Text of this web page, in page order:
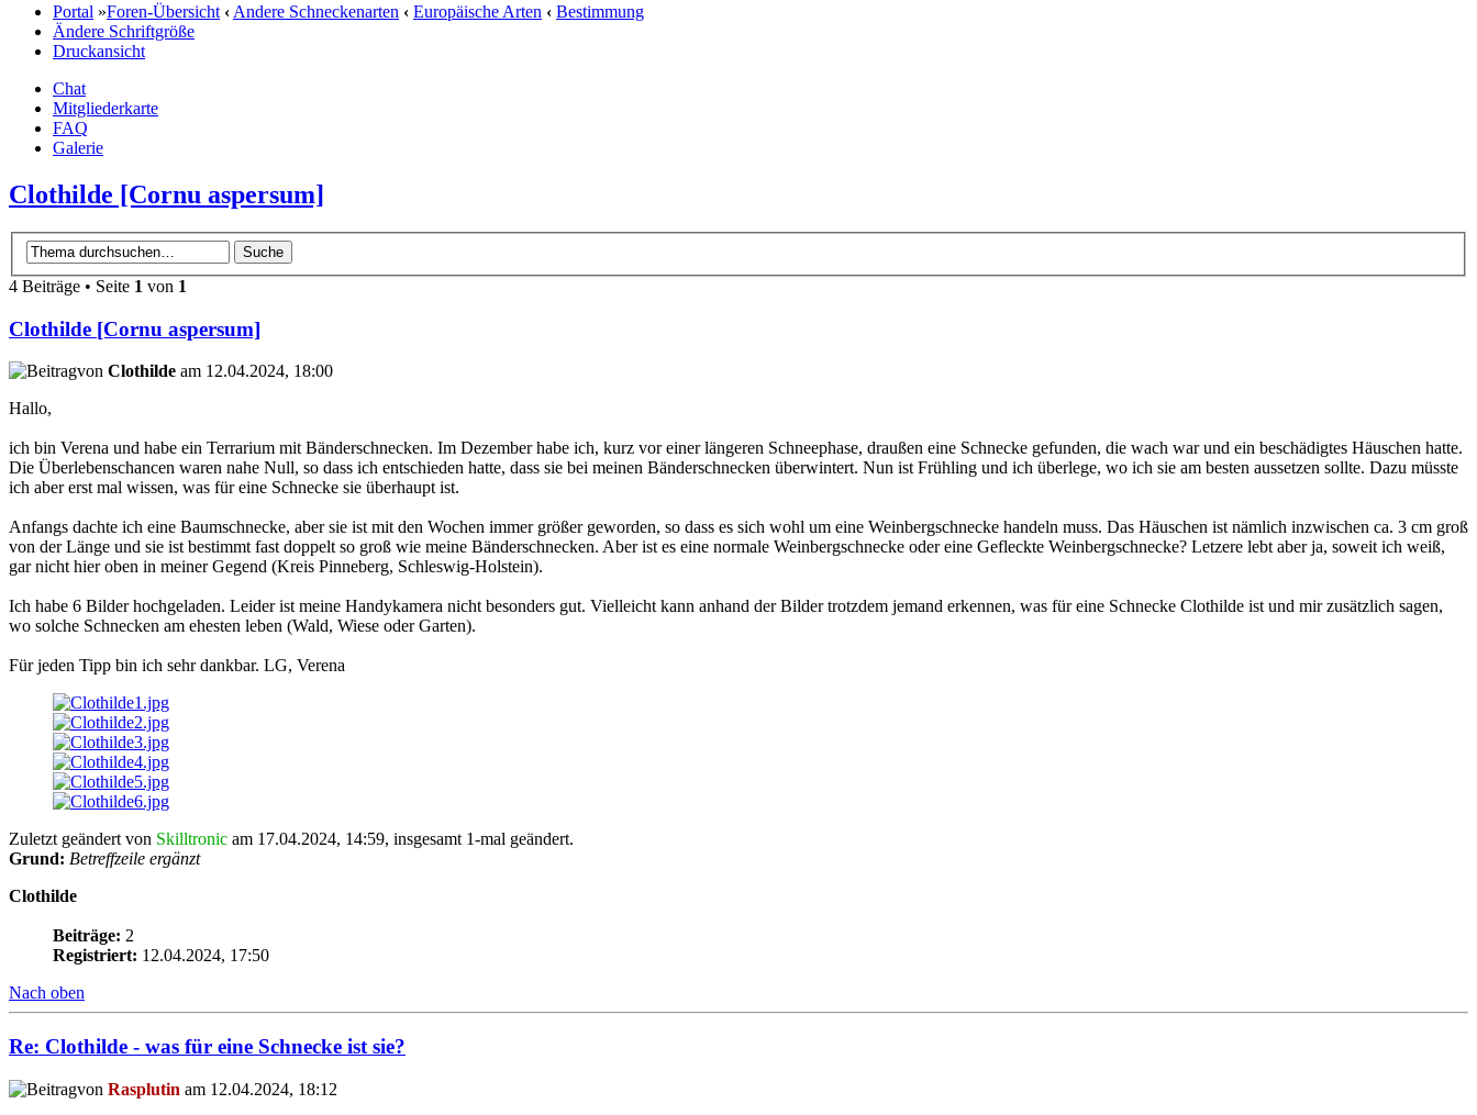
Portal »Foren-Übersicht ‹Andere Schneckenarten ‹ Europäische Arten ‹ Bestimmung
Ändere Schriftgröße
Druckansicht
Chat
Mitgliederkarte
FAQ
Galerie
Clothilde [Cornu aspersum]
4 Beiträge • Seite 1 von 1
Clothilde [Cornu aspersum]
von Clothilde am 12.04.2024, 18:00
Hallo,
ich bin Verena und habe ein Terrarium mit Bänderschnecken. Im Dezember habe ich, kurz vor einer längeren Schneephase, draußen eine Schnecke gefunden, die wach war und ein beschädigtes Häuschen hatte.
Die Überlebenschancen waren nahe Null, so dass ich entschieden hatte, dass sie bei meinen Bänderschnecken überwintert. Nun ist Frühling und ich überlege, wo ich sie am besten aussetzen sollte. Dazu müsste
ich aber erst mal wissen, was für eine Schnecke sie überhaupt ist.
Anfangs dachte ich eine Baumschnecke, aber sie ist mit den Wochen immer größer geworden, so dass es sich wohl um eine Weinbergschnecke handeln muss. Das Häuschen ist nämlich inzwischen ca. 3 cm groß
von der Länge und sie ist bestimmt fast doppelt so groß wie meine Bänderschnecken. Aber ist es eine normale Weinbergschnecke oder eine Gefleckte Weinbergschnecke? Letzere lebt aber ja, soweit ich weiß,
gar nicht hier oben in meiner Gegend (Kreis Pinneberg, Schleswig-Holstein).
Ich habe 6 Bilder hochgeladen. Leider ist meine Handykamera nicht besonders gut. Vielleicht kann anhand der Bilder trotzdem jemand erkennen, was für eine Schnecke Clothilde ist und mir zusätzlich sagen,
wo solche Schnecken am ehesten leben (Wald, Wiese oder Garten).
Für jeden Tipp bin ich sehr dankbar. LG, Verena
Zuletzt geändert von Skilltronic am 17.04.2024, 14:59, insgesamt 1-mal geändert.
Grund: Betreffzeile ergänzt
Clothilde
Beiträge: 2
Registriert: 12.04.2024, 17:50
Nach oben
Re: Clothilde - was für eine Schnecke ist sie?
von Rasplutin am 12.04.2024, 18:12